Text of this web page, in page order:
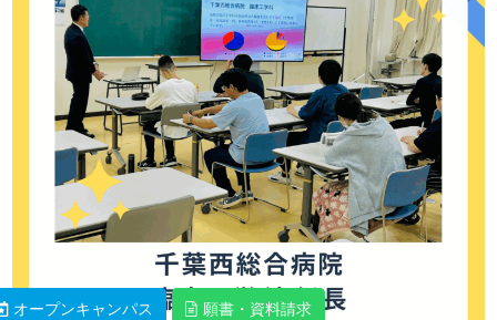
オープンキャンパス 願書・資料請求
オープンキャンパス 願書・資料請求